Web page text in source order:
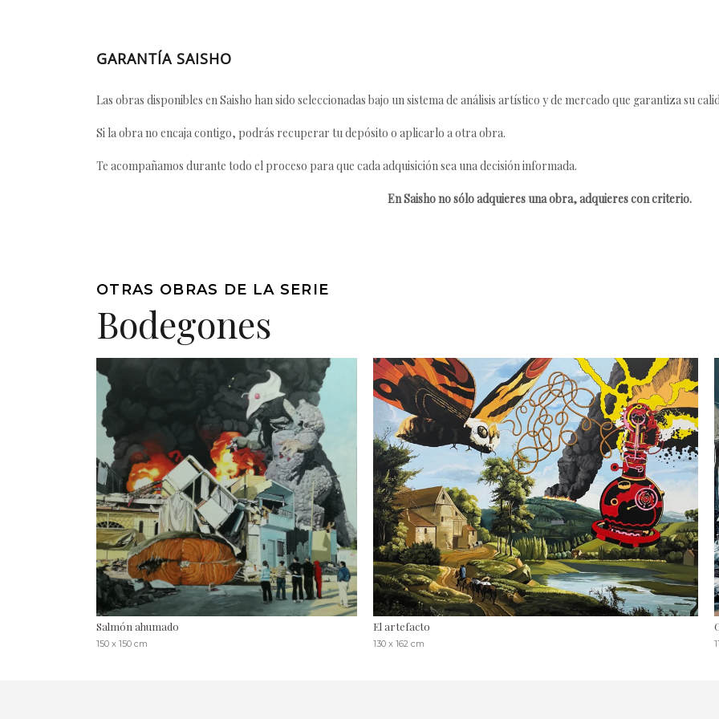
GARANTÍA SAISHO
Las obras disponibles en Saisho han sido seleccionadas bajo un sistema de análisis artístico y de mercado que garantiza su
Si la obra no encaja contigo, podrás recuperar tu depósito o aplicarlo a otra obra.
Te acompañamos durante todo el proceso para que cada adquisición sea una decisión informada.
En Saisho no sólo adquieres una obra, adquieres con criterio.
OTRAS OBRAS DE LA SERIE
Bodegones
Salmón ahumado
150 x 150 cm
El artefacto
130 x 162 cm